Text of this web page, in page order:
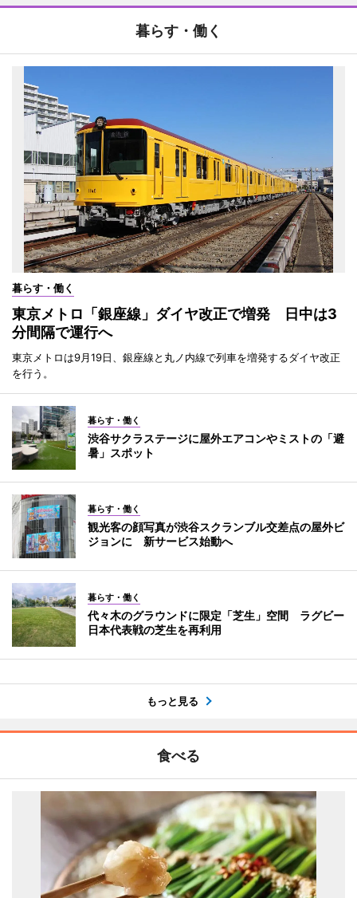
暮らす・働く
暮らす・働く
東京メトロ「銀座線」ダイヤ改正で増発 日中は3
分間隔で運行へ
東京メトロは9月19日、銀座線と丸ノ内線で列車を増発するダイヤ改正
を行う。
暮らす・働く
渋谷サクラステージに屋外エアコンやミストの「避
暑」スポット
暮らす・働く
観光客の顔写真が渋谷スクランブル交差点の屋外ビ
ジョンに 新サービス始動へ
暮らす・働く
代々木のグラウンドに限定「芝生」空間 ラグビー
日本代表戦の芝生を再利用
もっと見る
食べる